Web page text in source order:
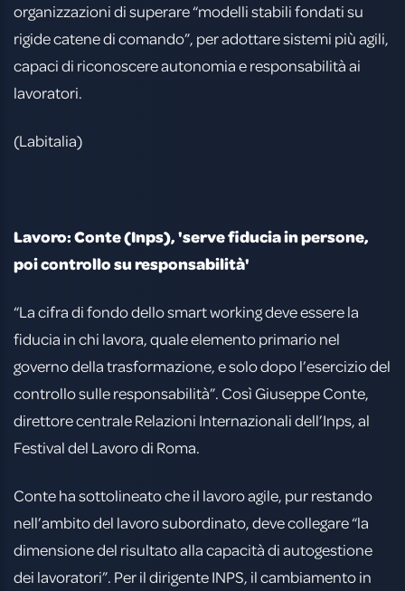
organizzazioni di superare “modelli stabili fondati su
rigide catene di comando”, per adottare sistemi più agili,
capaci di riconoscere autonomia e responsabilità ai
lavoratori.
(Labitalia)
Lavoro: Conte (Inps), 'serve fiducia in persone,
poi controllo su responsabilità'
“La cifra di fondo dello smart working deve essere la
fiducia in chi lavora, quale elemento primario nel
governo della trasformazione, e solo dopo l’esercizio del
controllo sulle responsabilità”. Così Giuseppe Conte,
direttore centrale Relazioni Internazionali dell’Inps, al
Festival del Lavoro di Roma.
Conte ha sottolineato che il lavoro agile, pur restando
nell’ambito del lavoro subordinato, deve collegare “la
dimensione del risultato alla capacità di autogestione
dei lavoratori”. Per il dirigente INPS, il cambiamento in